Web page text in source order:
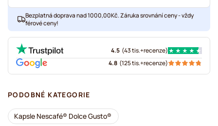
Bezplatná doprava nad 1000,00Kč. Záruka srovnání ceny - vždy
férové ceny!
4.5 (43 tis.+recenze)
4.8 (125 tis.+recenze)
PODOBNÉ KATEGORIE
Kapsle Nescafé® Dolce Gusto®